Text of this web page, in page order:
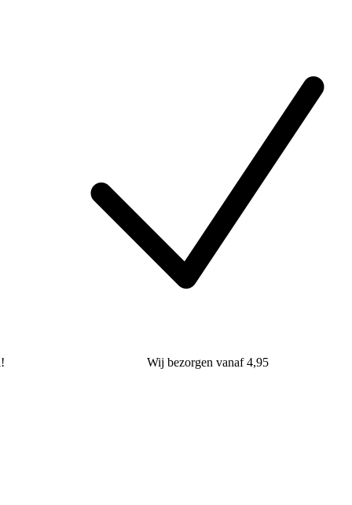
Wij bezorgen vanaf 4,95